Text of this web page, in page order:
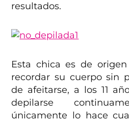
resultados.
Esta chica es de
recordar su cuerpo sin
de afeitarse, a los 11
depilarse
únicamente lo hace